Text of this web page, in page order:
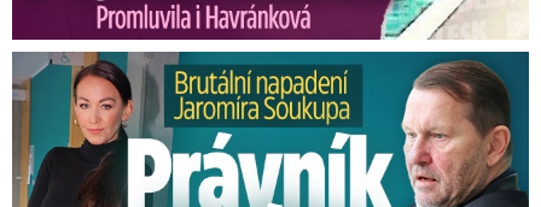
Brutální napadení Soukupa. Právník Agáty promluvil